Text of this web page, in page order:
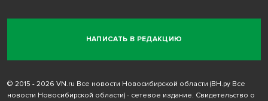
НАПИСАТЬ В РЕДАКЦИЮ
© 2015 - 2026 VN.ru Все новости Новосибирской области (ВН.ру Все
новости Новосибирской области) - сетевое издание. Свидетельство о